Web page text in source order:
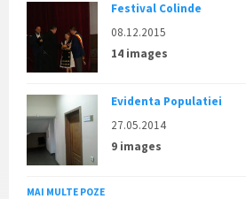
Festival Colinde
08.12.2015
14 images
Evidenta Populatiei
27.05.2014
9 images
MAI MULTE POZE